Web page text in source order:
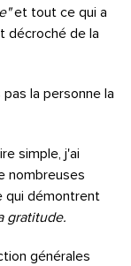
et tout ce qui a
décroché de la
la personne la
simple, j'ai
nombreuses
qui démontrent
gratitude.
générales